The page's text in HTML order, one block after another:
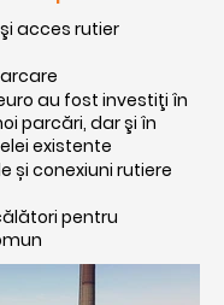
acces rutier
au fost investiţi în
parcări, dar şi în
existente
și conexiuni rutiere
pentru